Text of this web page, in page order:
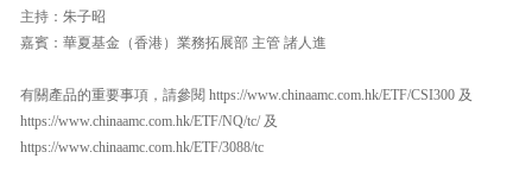
主持：朱子昭
嘉賓：華夏基金（香港）業務拓展部 主管 諸人進
有關產品的重要事項，請參閱 https://www.chinaamc.com.hk/ETF/CSI300 及
https://www.chinaamc.com.hk/ETF/NQ/tc/ 及
https://www.chinaamc.com.hk/ETF/3088/tc